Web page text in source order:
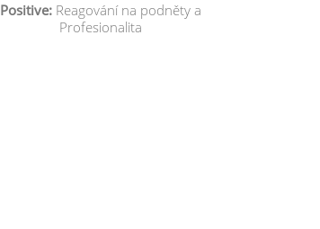
Positive:Reagování na podněty a
Profesionalita